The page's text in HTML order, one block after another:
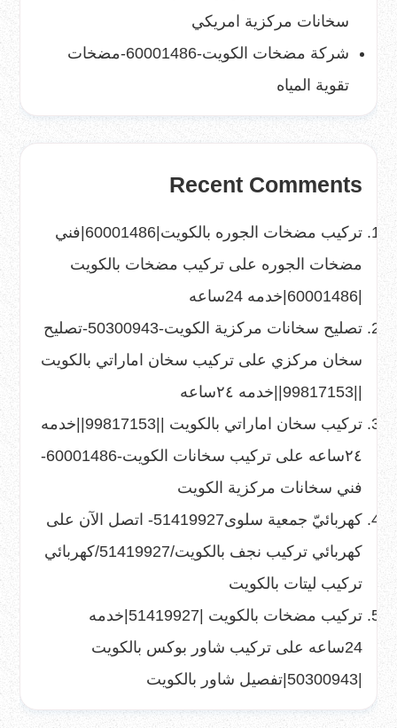
سخانات مركزية امريكي
شركة مضخات الكويت-60001486-مضخات
تقوية المياه
Recent Comments
تركيب مضخات الجوره بالكويت|60001486|فني
مضخات الجوره على تركيب مضخات بالكويت
تصليح سخانات مركزية الكويت-50300943-تصليح
سخان مركزي على تركيب سخان اماراتي بالكويت
تركيب سخان اماراتي بالكويت ||99817153||خدمه
٢٤ساعه
على
تركيب سخانات الكويت-60001486-
فني سخانات مركزية الكويت
كهربائيّ جمعية سلوى51419927- اتصل الآن
على
كهربائي تركيب نجف بالكويت/51419927/كهربائي
تركيب ليتات بالكويت
تركيب مضخات بالكويت |51419927|خدمه
24ساعه
على تركيب شاور بوكس بالكويت